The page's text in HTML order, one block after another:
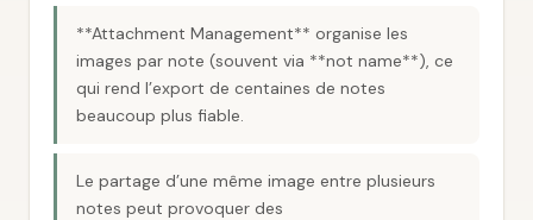
**Attachment Management** organise les
images par note (souvent via **not name**), ce
qui rend l’export de centaines de notes
beaucoup plus fiable.
Le partage d’une même image entre plusieurs
notes peut provoquer des